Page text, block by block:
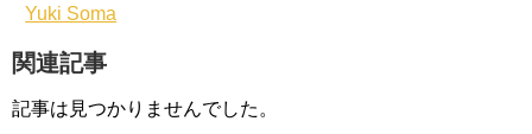
Yuki Soma
関連記事
記事は見つかりませんでした。